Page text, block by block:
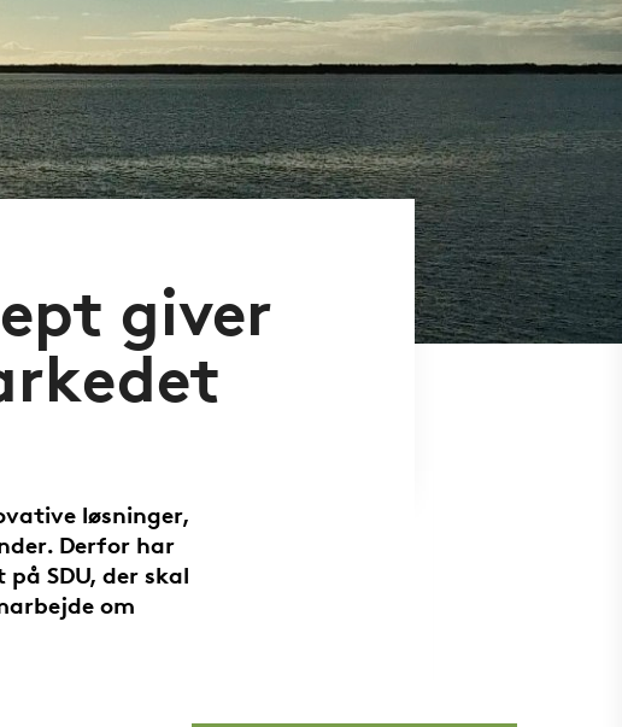
giver
løsninger,
Derfor har
SDU, der skal
om